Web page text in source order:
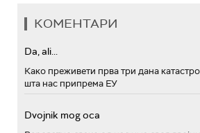
КОМЕНТАРИ
Da, ali...
Како преживети прва три дана
шта нас припрема ЕУ
Dvojnik mog oca